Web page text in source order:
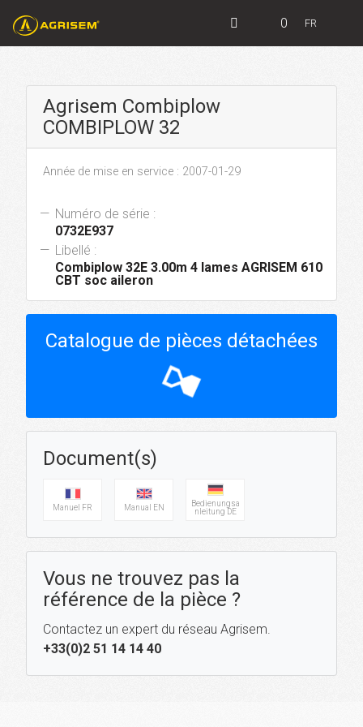
0 FR
Agrisem Combiplow
COMBIPLOW 32
Année de mise en service : 2007-01-29
Numéro de série :
0732E937
Libellé :
Combiplow 32E 3.00m 4 lames AGRISEM 610
CBT soc aileron
Catalogue de pièces détachées
hourglass_top
Document(s)
Manuel FR Manual EN
Bedienungsa
nleitung DE
Vous ne trouvez pas la
référence de la pièce ?
Contactez un expert du réseau Agrisem.
+33(0)2 51 14 14 40